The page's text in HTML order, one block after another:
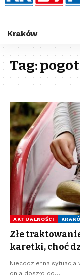
Kraków
Tag:
AKTUALNOŚCI
Złe
karetki, choć
Niecodzienna sytuacja
dnia doszło do…